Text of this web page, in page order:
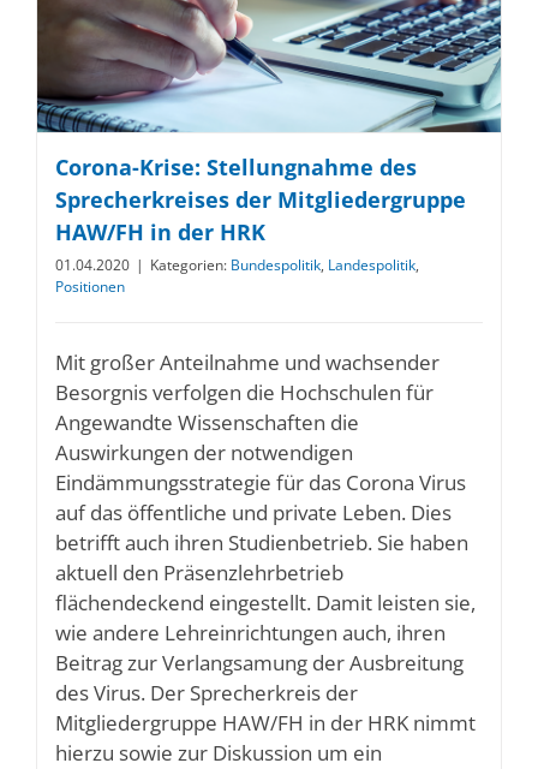
Corona-Krise: Stellungnahme des
Sprecherkreises der Mitgliedergruppe
HAW/FH in der HRK
01.04.2020 | Kategorien: Bundespolitik, Landespolitik,
Positionen
Mit großer Anteilnahme und wachsender
Besorgnis verfolgen die Hochschulen für
Angewandte Wissenschaften die
Auswirkungen der notwendigen
Eindämmungsstrategie für das Corona Virus
auf das öffentliche und private Leben. Dies
betrifft auch ihren Studienbetrieb. Sie haben
aktuell den Präsenzlehrbetrieb
flächendeckend eingestellt. Damit leisten sie,
wie andere Lehreinrichtungen auch, ihren
Beitrag zur Verlangsamung der Ausbreitung
des Virus. Der Sprecherkreis der
Mitgliedergruppe HAW/FH in der HRK nimmt
hierzu sowie zur Diskussion um ein